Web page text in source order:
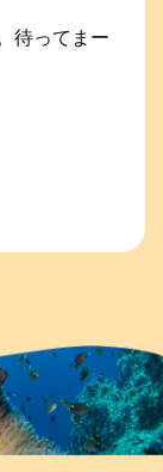
待ってまー